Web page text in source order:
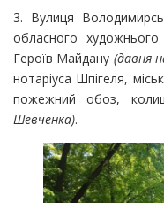
3. Вулиця
обласного
Героїв Майдану (давня
нотаріуса Шпігеля,
пожежний обоз,
Шевченка).